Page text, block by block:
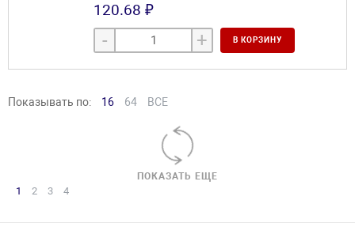
120.68 ₽
- + В КОРЗИНУ
Показывать по: 16 64 ВСЕ
ПОКАЗАТЬ ЕЩЕ
1 2 3 4